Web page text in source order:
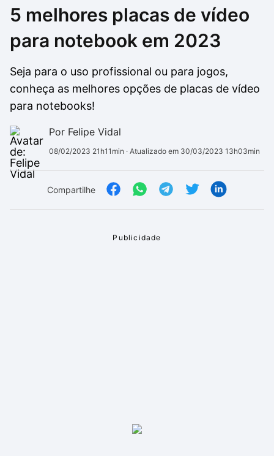
Drivers
Ver mais
Outros
Ver mais
5 melhores placas de vídeo
para notebook em 2023
Seja para o uso profissional ou para jogos,
conheça as melhores opções de placas de vídeo
para notebooks!
Por Felipe Vidal
08/02/2023 21h11min · Atualizado em 30/03/2023 13h03min
Compartilhe